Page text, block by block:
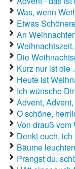
Was, wenn
Etwas
An
Die
Kurz nur ist
Heute ist
Ich wünsche
Advent,
O schöne,
Von drauß
Denkt euch,
Bäume
Prangst du,